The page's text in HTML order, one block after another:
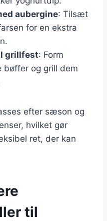
aubergine: Tilsæt
for en ekstra
grillfest: Form
bøffer og grill dem
efter sæson og
hvilket gør
ret, der kan
til